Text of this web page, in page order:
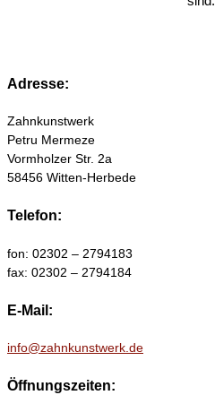
Adresse:
Zahnkunstwerk
Petru Mermeze
Vormholzer Str. 2a
58456 Witten-Herbede
Telefon:
fon: 02302 – 2794183
fax: 02302 – 2794184
E-Mail:
info@zahnkunstwerk.de
Öffnungszeiten: